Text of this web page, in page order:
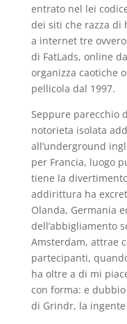
entrato nel lei
dei siti che razza di
a internet tre
di FatLads, online
organizza caotiche
pellicola dal 1997.
Seppure parecchio
notorieta isolata
all’underground
per Francia, luogo
tiene la
addirittura ha
Olanda, Germania
dell’abbigliamento
Amsterdam, attrae
partecipanti,
ha oltre a di mi
con forma: e
di Grindr, la